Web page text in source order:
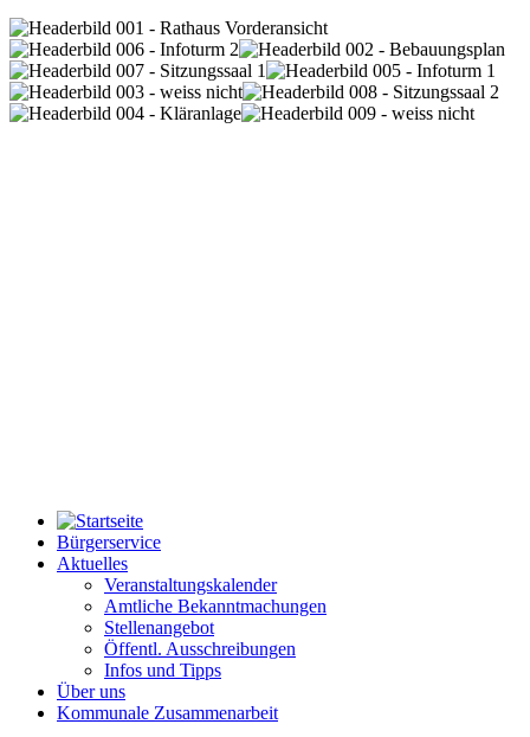
Bürgerservice
Aktuelles
Veranstaltungskalender
Amtliche Bekanntmachungen
Stellenangebot
Öffentl. Ausschreibungen
Infos und Tipps
Über uns
Kommunale Zusammenarbeit